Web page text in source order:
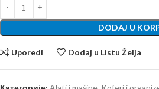
DODAJ U
Uporedi Dodaj u Listu Želja